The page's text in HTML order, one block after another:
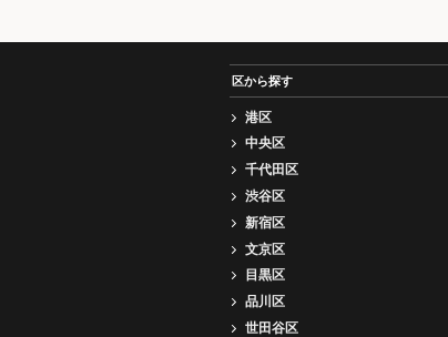
区から探す
港区
中央区
千代田区
渋谷区
新宿区
文京区
目黒区
品川区
世田谷区